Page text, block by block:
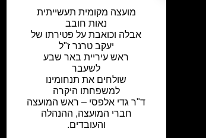
מועצה מקומית תעשייתית
נאות חובב
אבלה וכואבת על פטירתו של
יעקב טרנר ז"ל
ראש עיריית באר שבע
לשעבר
שולחים את תנחומינו
למשפחתו היקרה
ד"ר גדי אלפסי – ראש המועצה
חברי המועצה, ההנהלה
והעובדים.